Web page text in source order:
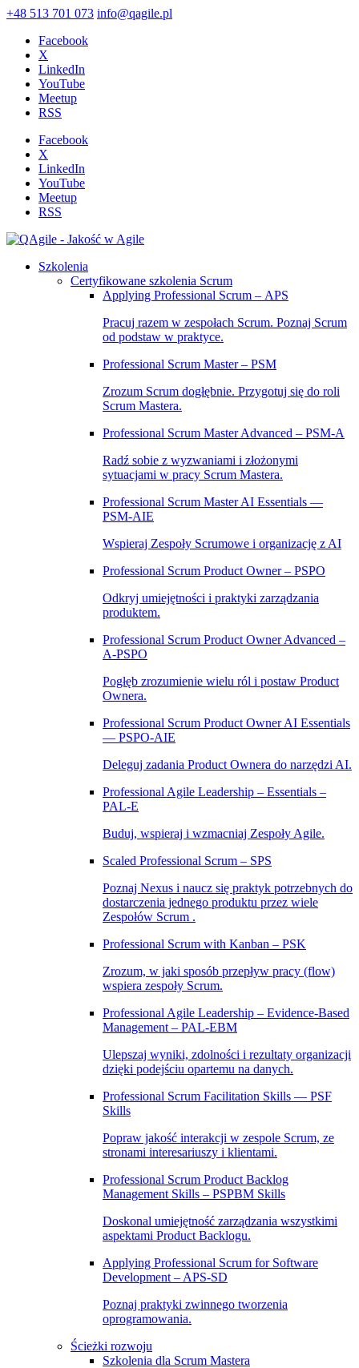
+48 513 701 073 info@qagile.pl
Facebook
X
LinkedIn
YouTube
Meetup
RSS
Facebook
X
LinkedIn
YouTube
Meetup
RSS
Szkolenia
Certyfikowane szkolenia Scrum
Applying Professional Scrum – APS
Pracuj razem w zespołach Scrum. Poznaj Scrum
od podstaw w praktyce.
Professional Scrum Master – PSM
Zrozum Scrum dogłębnie. Przygotuj się do roli
Scrum Mastera.
Professional Scrum Master Advanced – PSM‑A
Radź sobie z wyzwaniami i złożonymi
sytuacjami w pracy Scrum Mastera.
Professional Scrum Master AI Essentials —
PSM-AIE
Wspieraj Zespoły Scrumowe i organizację z AI
Professional Scrum Product Owner – PSPO
Odkryj umiejętności i praktyki zarządzania
produktem.
Professional Scrum Product Owner Advanced –
A‑PSPO
Pogłęb zrozumienie wielu ról i postaw Product
Ownera.
Professional Scrum Product Owner AI Essentials
— PSPO-AIE
Deleguj zadania Product Ownera do narzędzi AI.
Professional Agile Leadership – Essentials –
PAL‑E
Buduj, wspieraj i wzmacniaj Zespoły Agile.
Scaled Professional Scrum – SPS
Poznaj Nexus i naucz się praktyk potrzebnych do
dostarczenia jednego produktu przez wiele
Zespołów Scrum .
Professional Scrum with Kanban – PSK
Zrozum, w jaki sposób przepływ pracy (flow)
wspiera zespoły Scrum.
Professional Agile Leadership – Evidence-Based
Management – PAL-EBM
Ulepszaj wyniki, zdolności i rezultaty organizacji
dzięki podejściu opartemu na danych.
Professional Scrum Facilitation Skills — PSF
Skills
Popraw jakość interakcji w zespole Scrum, ze
stronami interesariuszy i klientami.
Professional Scrum Product Backlog
Management Skills – PSPBM Skills
Doskonal umiejętność zarządzania wszystkimi
aspektami Product Backlogu.
Applying Professional Scrum for Software
Development – APS-SD
Poznaj praktyki zwinnego tworzenia
oprogramowania.
Ścieżki rozwoju
Szkolenia dla Scrum Mastera